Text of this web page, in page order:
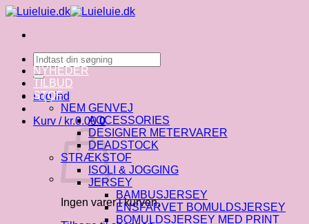
Fortsæt
indhold
Søg
efter:
Log ind
Kurv / kr.0.00 0
Ingen varer i kurven.
NYHEDER
TILBUD
STOF
NEM GENVEJ
ACCESSORIES
DESIGNER METERVARER
DEADSTOCK
STRÆKSTOF
ISOLI & JOGGING
JERSEY
BAMBUSJERSEY
ENSFARVET BOMULDSJERSEY
BOMULDSJERSEY MED PRINT